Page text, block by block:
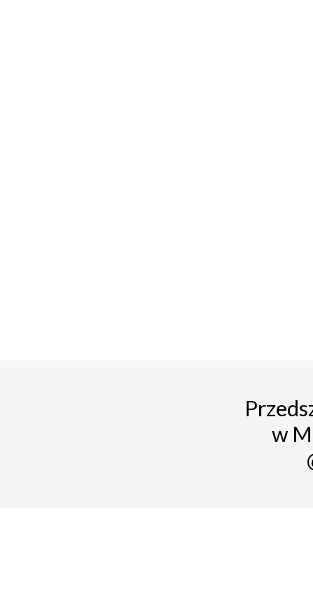
w